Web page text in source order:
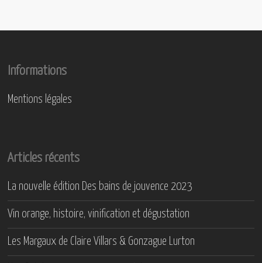
Informations
Mentions légales
Articles récents
La nouvelle édition Des bains de jouvence 2023
Vin orange, histoire, vinification et dégustation
Les Margaux de Claire Villars & Gonzague Lurton